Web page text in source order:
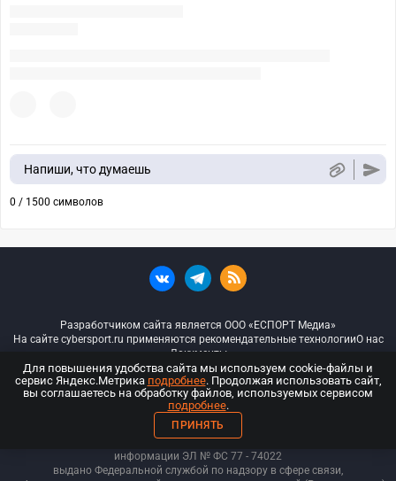
Напиши, что думаешь
0 / 1500 символов
Разработчиком сайта является ООО «ЕСПОРТ Медиа»
На сайте cybersport.ru применяются рекомендательные технологииО нас
Документы
© ООО «Киберспорт.ру» — Все права защищены
18+
ООО «Киберспорт.ру». Свидетельство о регистрации средств массовой
информации ЭЛ № ФС 77 - 74022
выдано Федеральной службой по надзору в сфере связи,
Для повышения удобства сайта мы используем cookie-файлы и
сервис Яндекс.Метрика подробнее. Продолжая использовать сайт,
вы соглашаетесь на обработку файлов, используемых сервисом
подробнее.
ПРИНЯТЬ